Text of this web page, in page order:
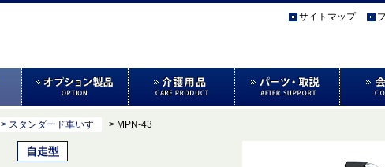
サイトマップ
> スタンダード車いす > MPN-43
自走型